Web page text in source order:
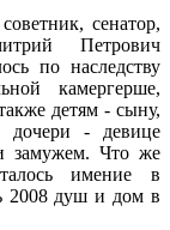
сенатор,
Петрович
по наследству
камергерше,
детям - сыну,
дочери - девице
замужем. Что же
имение в
2008 душ и дом в